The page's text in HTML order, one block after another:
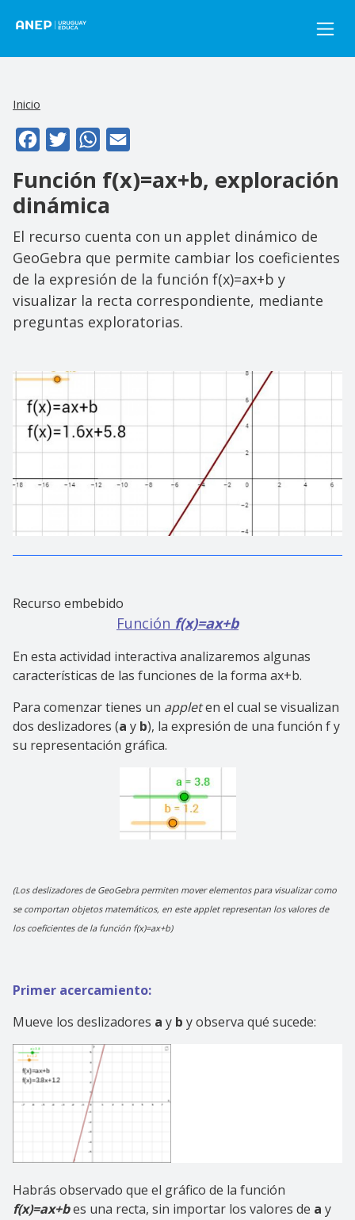
Inicio
FacebookTwitterWhatsApp
Función f(x)=ax+b, exploración
dinámica
El recurso cuenta con un applet dinámico de
GeoGebra que permite cambiar los coeficientes
de la expresión de la función f(x)=ax+b y
visualizar la recta correspondiente, mediante
preguntas exploratorias.
Recurso embebido
Función f(x)=ax+b
En esta actividad interactiva analizaremos algunas
características de las funciones de la forma ax+b.
Para comenzar tienes un appleten el cual se visualizan
dos deslizadores (a y b), la expresión de una función f y
su representación gráfica.
(Los deslizadores de GeoGebra permiten mover elementos para visualizar como
se comportan objetos matemáticos, en este applet representan los valores de
los coeficientes de la función f(x)=ax+b)
Primer acercamiento:
Mueve los deslizadores a y b y observa qué sucede:
Habrás observado que el gráfico de la función
f(x)=ax+bes una recta, sin importar los valores de a y